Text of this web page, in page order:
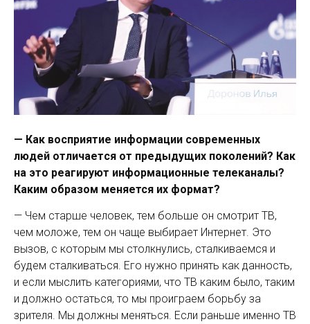
— Как восприятие информации ­современных
людей отличает­ся от предыдущих поколений? Как
на это реагируют информационные теле­каналы?
Каким образом меняется их формат?
— Чем старше человек, тем больше он смотрит ТВ,
чем моложе, тем он чаще выбирает Интернет. Это
вызов, с которым мы столкнулись, сталкиваемся и
будем сталкиваться. Его нужно принять как данность,
и если мыслить категориями, что ТВ каким было, таким
и должно остаться, то мы проиграем борьбу за
зрителя. Мы должны меняться. Если раньше именно ТВ